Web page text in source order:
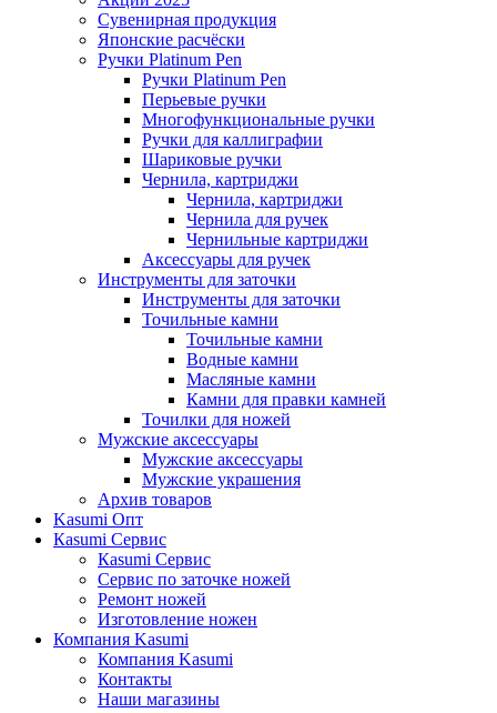
Сувенирная продукция
Японские расчёски
Ручки Platinum Pen
Ручки Platinum Pen
Перьевые ручки
Многофункциональные ручки
Ручки для каллиграфии
Шариковые ручки
Чернила, картриджи
Чернила, картриджи
Чернила для ручек
Чернильные картриджи
Аксессуары для ручек
Инструменты для заточки
Инструменты для заточки
Точильные камни
Точильные камни
Водные камни
Масляные камни
Камни для правки камней
Точилки для ножей
Мужские аксессуары
Мужские аксессуары
Мужские украшения
Архив товаров
Kasumi Опт
Кasumi Сервис
Кasumi Сервис
Сервис по заточке ножей
Ремонт ножей
Изготовление ножен
Компания Kasumi
Компания Kasumi
Контакты
Наши магазины